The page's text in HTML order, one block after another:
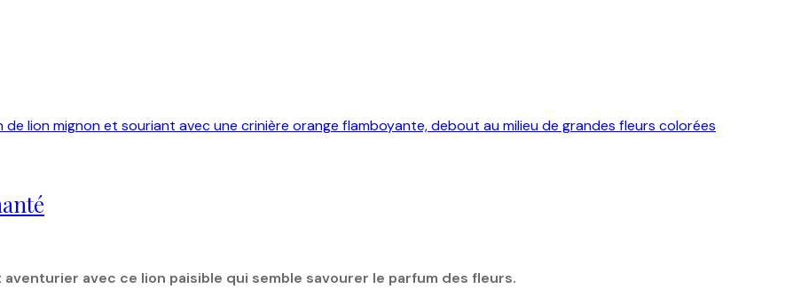
avec ce lion paisible qui semble savourer le parfum des fleurs.